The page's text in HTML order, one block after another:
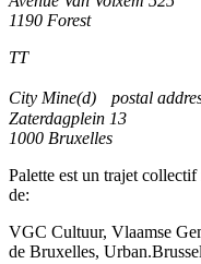
1190 Forest
TT
City Mine(d) postal
Zaterdagplein 13
1000 Bruxelles
Palette est un trajet
de:
VGC Cultuur, Vlaamse
de Bruxelles,